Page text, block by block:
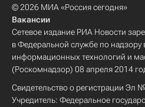
© 2026 МИА «Россия сегодня»
Вакансии
Сетевое издание РИА Новости
в Федеральной службе по надзору
информационных технологий и
(Роскомнадзор) 08 апреля 2014
Свидетельство о регистрации
Учредитель: Федеральное